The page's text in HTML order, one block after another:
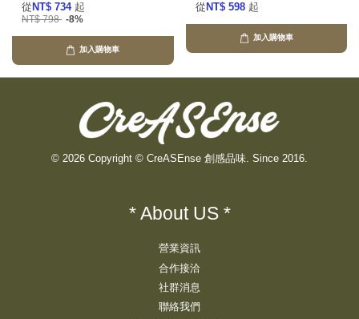
從 NT$ 734 起
NT$ 798 -8%
加入購物車
從 NT$ 598 起
加入購物車
© 2026 Copyright © CreASEnse 創感品味. Since 2016.
* About US *
營業資訊
合作接洽
社群消息
聯絡我們